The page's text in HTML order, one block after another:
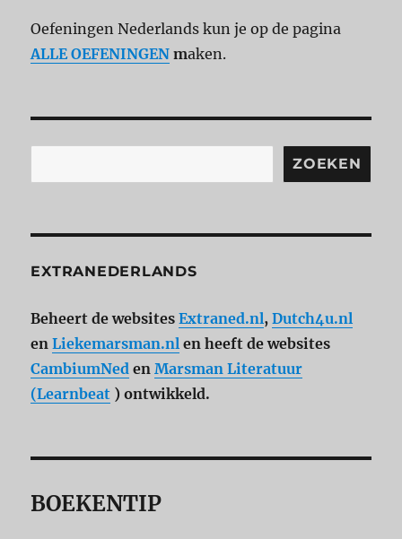
Oefeningen Nederlands kun je op de pagina
ALLE OEFENINGEN maken.
ZOEKEN
EXTRANEDERLANDS
Beheert de websitesExtraned.nl,Dutch4u.nl
enLiekemarsman.nl en heeft de websites
CambiumNed enMarsman Literatuur
(Learnbeat ) ontwikkeld.
BOEKENTIP